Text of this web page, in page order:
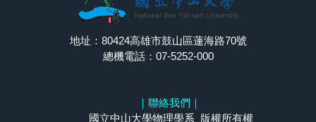
地址：80424高雄市鼓山區蓮海路70號
總機電話：07-5252-000
｜ 聯絡我們 ｜
國立中山大學物理學系 版權所有權